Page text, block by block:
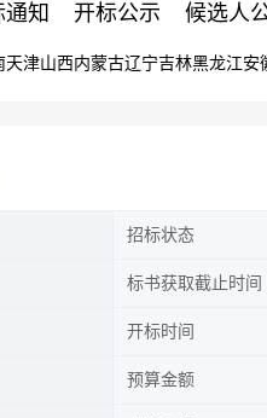
通知 开标公示 候选人
天津山西内蒙古辽宁吉林黑龙江安
招标状态
标书获取截止时间
开标时间
预算金额